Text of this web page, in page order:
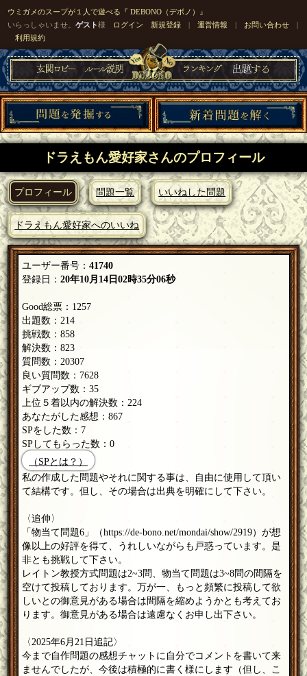
ウミガメのスープが１人で遊べる『 DEBONO（デボノ）』
いらっしゃいませ。ゲスト様 ログイン 新規登録 |運営情報 | お問い合わせ |
利用規約
ドラえもん愛好家さんのプロフィール
プロフィール 問題一覧 いいねした問題
ドラえもん愛好家へのいいね
ユーザー番号：41740
登録日：20年10月14日02時35分06秒
Good総票：1257
出題数：214
挑戦数：858
解決数：823
質問数：20307
良い質問数：7628
ギブアップ数：35
上位５着以内の解決数：224
あなたがした感想：867
SPをした数：7
SPしてもらった数：0
（SPとは？）
私の作成した問題やそれに関する事は、自由に使用して頂い
て結構です。但し、その場合は出典を明確にして下さい。
〈追伸〉
「物当て問題6」（https://de-bono.net/mondai/show/2919）が想
像以上の好評を得て、うれしいながらも戸惑っています。是
非とも挑戦して下さい。
レイトン教授方式問題は2~3問、物当て問題は3~8問の間隔を
空けて投稿しております。万が一、もっと頻繁に投稿して欲
しいとの御意見がある場合は間隔を縮めようかとも考えてお
ります。御意見がある場合は遠慮なくお申し出下さい。
〈2025年6月21日追記〉
今まで自作問題の感想チャットに自分でコメントを書いて来
ませんでしたが、今後は積極的に書く様にします（但し、こ